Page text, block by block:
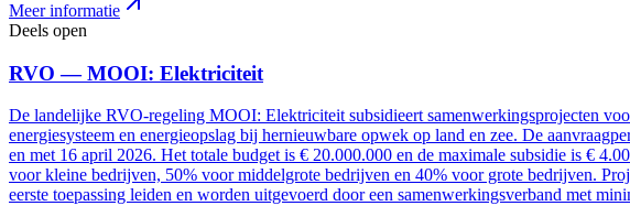
Meer informatie
Deels open
RVO — MOOI: Elektriciteit
De landelijke RVO-regeling MOOI: Elektriciteit subsidieert samenwerkingsprojecten
energiesysteem en energieopslag bij hernieuwbare opwek op land en zee. De
en met 16 april 2026. Het totale budget is € 20.000.000 en de maximale subsidie is €
voor kleine bedrijven, 50% voor middelgrote bedrijven en 40% voor grote bedrijven.
eerste toepassing leiden en worden uitgevoerd door een samenwerkingsverband met